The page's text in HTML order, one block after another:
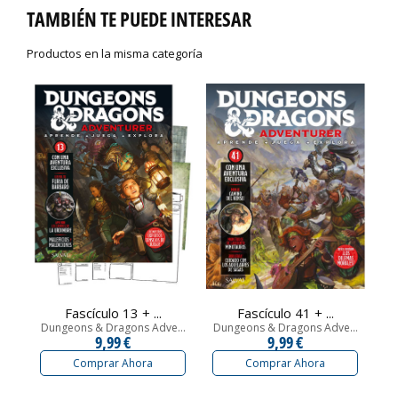
TAMBIÉN TE PUEDE INTERESAR
Productos en la misma categoría
Fascículo 13 + ...
Dungeons & Dragons Adve...
9,99 €
Comprar Ahora
Fascículo 41 + ...
Dungeons & Dragons Adve...
9,99 €
Comprar Ahora